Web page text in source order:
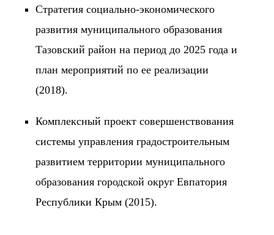
Стратегия социально-экономического
развития муниципального образования
Тазовский район на период до 2025 года и
план мероприятий по ее реализации
(2018).
Комплексный проект совершенствования
системы управления градостроительным
развитием территории муниципального
образования городской округ Евпатория
Республики Крым (2015).